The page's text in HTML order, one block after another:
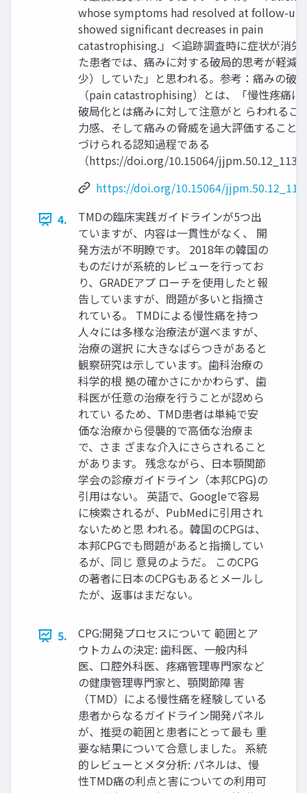
whose symptoms had resolved at follow-up
showed significant decreases in pain
catastrophising.」＜追跡調査時に症状が消失
た患者では、痛みに対する破局的思考が軽減
少）していた」と思われる。参考：痛みの破
（pain catastrophising）とは、「慢性疼痛に
破局化とは痛みに対して注意がと らわれるこ
力感、そして痛みの脅威を過大評価すること
づけられる認知過程である
（https://doi.org/10.15064/jjpm.50.12_1133
https://doi.org/10.15064/
4.
TMDの臨床実践ガイドラインが5つ出
ていますが、内容は一貫性がなく、 開
発方法が不明瞭です。 2018年の韓国の
ものだけが系統的レビューを行ってお
り、GRADEアプ ローチを使用したと報
告していますが、問題が多いと指摘さ
れている。 TMDによる慢性痛を持つ
人々には多様な治療法が選べますが、
治療の選択 に大きなばらつきがあると
観察研究は示しています。歯科治療の
科学的根 拠の確かさにかかわらず、歯
科医が任意の治療を行うことが認めら
れてい るため、TMD患者は単純で安
価な治療から侵襲的で高価な治療ま
で、さま ざまな介入にさらされること
があります。 残念ながら、日本顎関節
学会の診療ガイドライン（本邦CPG)の
引用はない。 英語で、Googleで容易
に検索されるが、PubMedに引用され
ないためと思 われる。韓国のCPGは、
本邦CPGでも問題があると指摘してい
るが、同じ 意見のようだ。 このCPG
の著者に日本のCPGもあるとメールし
たが、返事はまだない。
5.
CPG:開発プロセスについて 範囲とア
ウトカムの決定: 歯科医、一般内科
医、口腔外科医、疼痛管理専門家など
の健康管理専門家と、顎関節障 害
（TMD）による慢性痛を経験している
患者からなるガイドライン開発パネル
が、推奨の範囲と患者にとって最も 重
要な結果について合意しました。 系統
的レビューとメタ分析: パネルは、慢
性TMD痛の利点と害についての利用可